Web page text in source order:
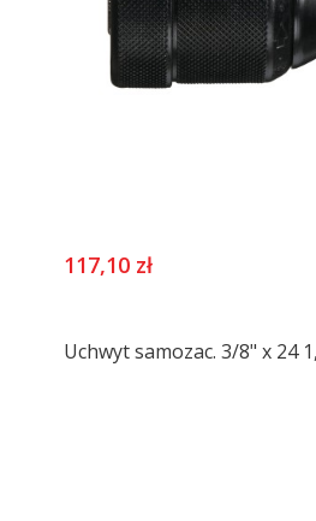
117,10 zł
Uchwyt samozac. 3/8" x 24